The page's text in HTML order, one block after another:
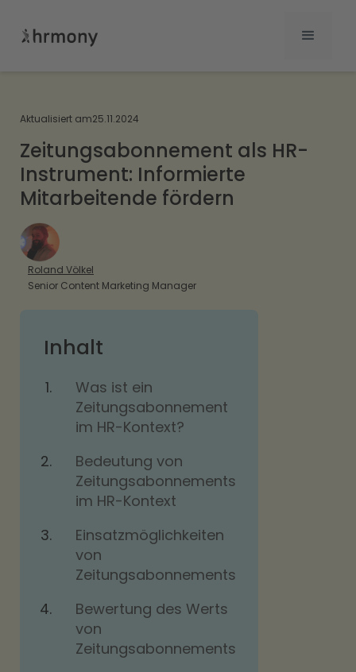
Aktualisiert am25.11.2024
Zeitungsabonnement als HR-
Instrument: Informierte
Mitarbeitende fördern
Roland Völkel
Senior Content Marketing Manager
Inhalt
Was ist ein
Zeitungsabonnement
im HR-Kontext?
Bedeutung von
Zeitungsabonnements
im HR-Kontext
Einsatzmöglichkeiten
von
Zeitungsabonnements
Bewertung des Werts
von
Zeitungsabonnements